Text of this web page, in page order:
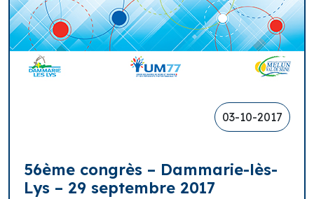
03-10-2017
56ème congrès – Dammarie-lès-
Lys – 29 septembre 2017